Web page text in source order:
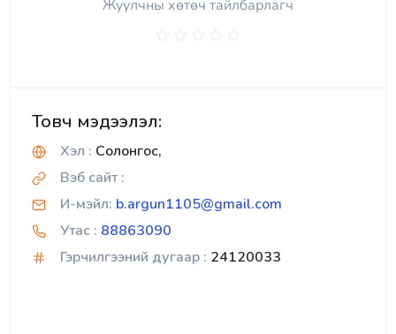
Жуулчны хөтөч тайлбарлагч
Товч мэдээлэл:
Хэл : Солонгос,
Вэб сайт :
И-мэйл: b.argun1105@gmail.com
Утас : 88863090
Гэрчилгээний дугаар : 24120033